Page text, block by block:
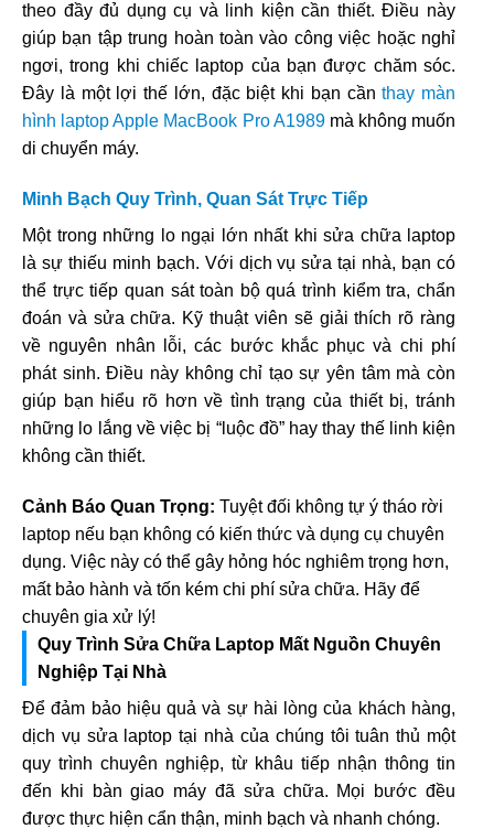
theo đầy đủ dụng cụ và linh kiện cần thiết. Điều này
giúp bạn tập trung hoàn toàn vào công việc hoặc nghỉ
ngơi, trong khi chiếc laptop của bạn được chăm sóc.
Đây là một lợi thế lớn, đặc biệt khi bạn cầnthay màn
hình laptop Apple MacBook Pro A1989mà không muốn
di chuyển máy.
Minh Bạch Quy Trình, Quan Sát Trực Tiếp
Một trong những lo ngại lớn nhất khi sửa chữa laptop
là sự thiếu minh bạch. Với dịch vụ sửa tại nhà, bạn có
thể trực tiếp quan sát toàn bộ quá trình kiểm tra, chẩn
đoán và sửa chữa. Kỹ thuật viên sẽ giải thích rõ ràng
về nguyên nhân lỗi, các bước khắc phục và chi phí
phát sinh. Điều này không chỉ tạo sự yên tâm mà còn
giúp bạn hiểu rõ hơn về tình trạng của thiết bị, tránh
những lo lắng về việc bị “luộc đồ” hay thay thế linh kiện
không cần thiết.
Cảnh Báo Quan Trọng: Tuyệt đối không tự ý tháo rời
laptop nếu bạn không có kiến thức và dụng cụ chuyên
dụng. Việc này có thể gây hỏng hóc nghiêm trọng hơn,
mất bảo hành và tốn kém chi phí sửa chữa. Hãy để
chuyên gia xử lý!
Quy Trình Sửa Chữa Laptop Mất Nguồn Chuyên
Nghiệp Tại Nhà
Để đảm bảo hiệu quả và sự hài lòng của khách hàng,
dịch vụ sửa laptop tại nhà của chúng tôi tuân thủ một
quy trình chuyên nghiệp, từ khâu tiếp nhận thông tin
đến khi bàn giao máy đã sửa chữa. Mọi bước đều
được thực hiện cẩn thận, minh bạch và nhanh chóng.